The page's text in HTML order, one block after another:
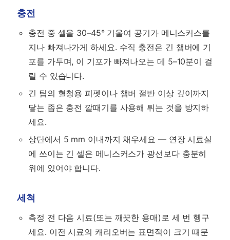
충전
충전 중 셀을 30–45° 기울여 공기가 메니스커스를
지나 빠져나가게 하세요. 수직 충전은 긴 챔버에 기
포를 가두며, 이 기포가 빠져나오는 데 5–10분이 걸
릴 수 있습니다.
긴 팁의 혈청용 피펫이나 챔버 절반 이상 깊이까지
닿는 좁은 충전 깔때기를 사용해 튀는 것을 방지하
세요.
상단에서 5 mm 이내까지 채우세요 — 연장 시료실
에 쓰이는 긴 셀은 메니스커스가 광선보다 충분히
위에 있어야 합니다.
세척
측정 전 다음 시료(또는 깨끗한 용매)로 세 번 헹구
세요. 이전 시료의 캐리오버는 표면적이 크기 때문